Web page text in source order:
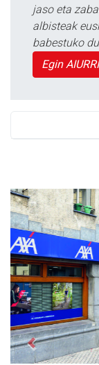
jaso eta
albisteak
babestuko
Egin
Previous